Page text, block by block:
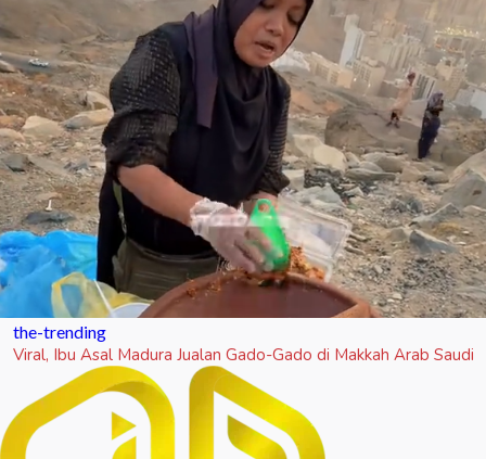
the-trending
Viral, Ibu Asal Madura Jualan Gado-Gado di Makkah Arab Saudi